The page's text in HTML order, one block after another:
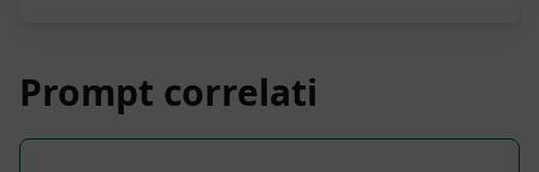
Prompt correlati